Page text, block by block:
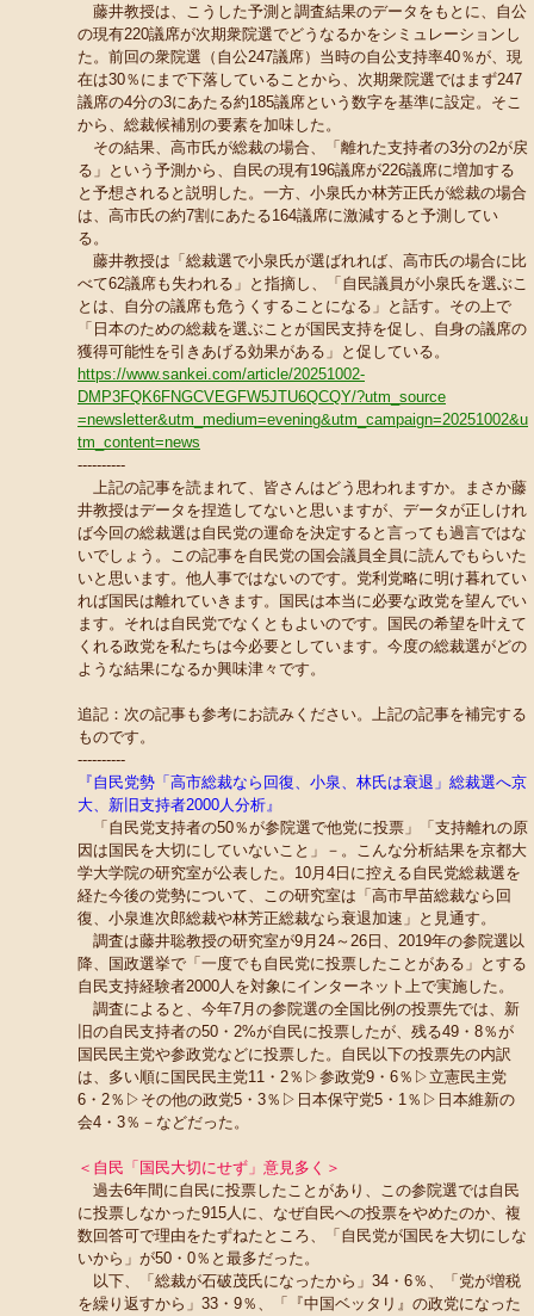
藤井教授は、こうした予測と調査結果のデータをもとに、自公
の現有220議席が次期衆院選でどうなるかをシミュレーションし
た。前回の衆院選（自公247議席）当時の自公支持率40％が、現
在は30％にまで下落していることから、次期衆院選ではまず247
議席の4分の3にあたる約185議席という数字を基準に設定。そこ
から、総裁候補別の要素を加味した。
その結果、高市氏が総裁の場合、「離れた支持者の3分の2が戻
る」という予測から、自民の現有196議席が226議席に増加する
と予想されると説明した。一方、小泉氏か林芳正氏が総裁の場合
は、高市氏の約7割にあたる164議席に激減すると予測してい
る。
藤井教授は「総裁選で小泉氏が選ばれれば、高市氏の場合に比
べて62議席も失われる」と指摘し、「自民議員が小泉氏を選ぶこ
とは、自分の議席も危うくすることになる」と話す。その上で
「日本のための総裁を選ぶことが国民支持を促し、自身の議席の
獲得可能性を引きあげる効果がある」と促している。
https://www.sankei.com/article/20251002-
DMP3FQK6FNGCVEGFW5JTU6QCQY/?utm_source
=newsletter&utm_medium=evening&utm_campaign=20251002&u
tm_content=news
----------
上記の記事を読まれて、皆さんはどう思われますか。まさか藤
井教授はデータを捏造してないと思いますが、データが正しけれ
ば今回の総裁選は自民党の運命を決定すると言っても過言ではな
いでしょう。この記事を自民党の国会議員全員に読んでもらいた
いと思います。他人事ではないのです。党利党略に明け暮れてい
れば国民は離れていきます。国民は本当に必要な政党を望んでい
ます。それは自民党でなくともよいのです。国民の希望を叶えて
くれる政党を私たちは今必要としています。今度の総裁選がどの
ような結果になるか興味津々です。
追記：次の記事も参考にお読みください。上記の記事を補完する
ものです。
----------
『自民党勢「高市総裁なら回復、小泉、林氏は衰退」総裁選へ京
大、新旧支持者2000人分析』
「自民党支持者の50％が参院選で他党に投票」「支持離れの原
因は国民を大切にしていないこと」－。こんな分析結果を京都大
学大学院の研究室が公表した。10月4日に控える自民党総裁選を
経た今後の党勢について、この研究室は「高市早苗総裁なら回
復、小泉進次郎総裁や林芳正総裁なら衰退加速」と見通す。
調査は藤井聡教授の研究室が9月24～26日、2019年の参院選以
降、国政選挙で「一度でも自民党に投票したことがある」とする
自民支持経験者2000人を対象にインターネット上で実施した。
調査によると、今年7月の参院選の全国比例の投票先では、新
旧の自民支持者の50・2%が自民に投票したが、残る49・8％が
国民民主党や参政党などに投票した。自民以下の投票先の内訳
は、多い順に国民民主党11・2％▷参政党9・6％▷立憲民主党
6・2％▷その他の政党5・3％▷日本保守党5・1％▷日本維新の
会4・3％－などだった。
＜自民「国民大切にせず」意見多く＞
過去6年間に自民に投票したことがあり、この参院選では自民
に投票しなかった915人に、なぜ自民への投票をやめたのか、複
数回答可で理由をたずねたところ、「自民党が国民を大切にしな
いから」が50・0％と最多だった。
以下、「総裁が石破茂氏になったから」34・6％、「党が増税
を繰り返すから」33・9％、「『中国ベッタリ』の政党になった